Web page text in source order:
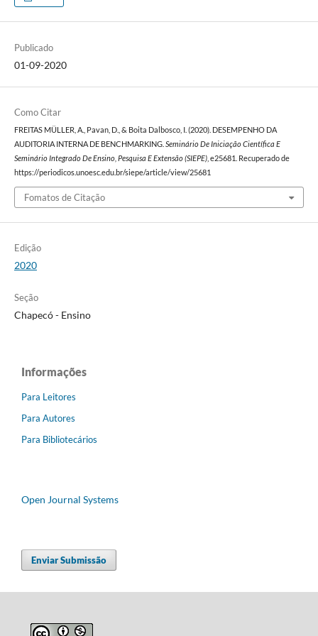
Publicado
01-09-2020
Como Citar
FREITAS MÜLLER, A., Pavan, D., & Boita Dalbosco, I. (2020). DESEMPENHO DA
AUDITORIA INTERNA DE BENCHMARKING. Seminário De Iniciação Científica E
Seminário Integrado De Ensino, Pesquisa E Extensão (SIEPE), e25681. Recuperado de
https://periodicos.unoesc.edu.br/siepe/article/view/25681
Fomatos de Citação
Edição
2020
Seção
Chapecó - Ensino
Informações
Para Leitores
Para Autores
Para Bibliotecários
Open Journal Systems
Enviar Submissão